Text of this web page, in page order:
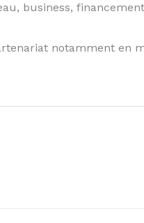
business,
notamment en